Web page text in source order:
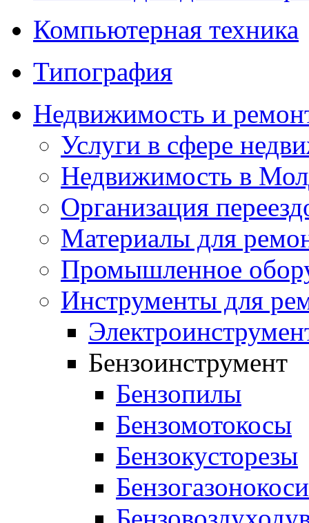
Компьютерная техника
Типография
Недвижимость и
Услуги в сфере
Недвижимость в
Организация
Материалы для
Промышленное
Инструменты для
Бензоинструмент
Бензопилы
Бензомотокосы
Бензокусторезы